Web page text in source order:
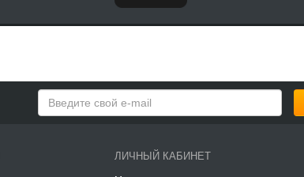
ЛИЧНЫЙ КАБИНЕТ